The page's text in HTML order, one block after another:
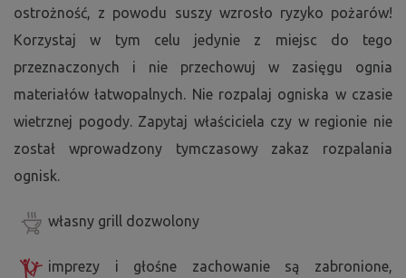
ostrożność, z powodu suszy wzrosło ryzyko pożarów!
Korzystaj w tym celu jedynie z miejsc do tego
przeznaczonych i nie przechowuj w zasięgu ognia
materiałów łatwopalnych. Nie rozpalaj ogniska w czasie
wietrznej pogody. Zapytaj właściciela czy w regionie nie
został wprowadzony tymczasowy zakaz rozpalania
ognisk.
własny grill dozwolony
imprezy i głośne zachowanie są zabronione,